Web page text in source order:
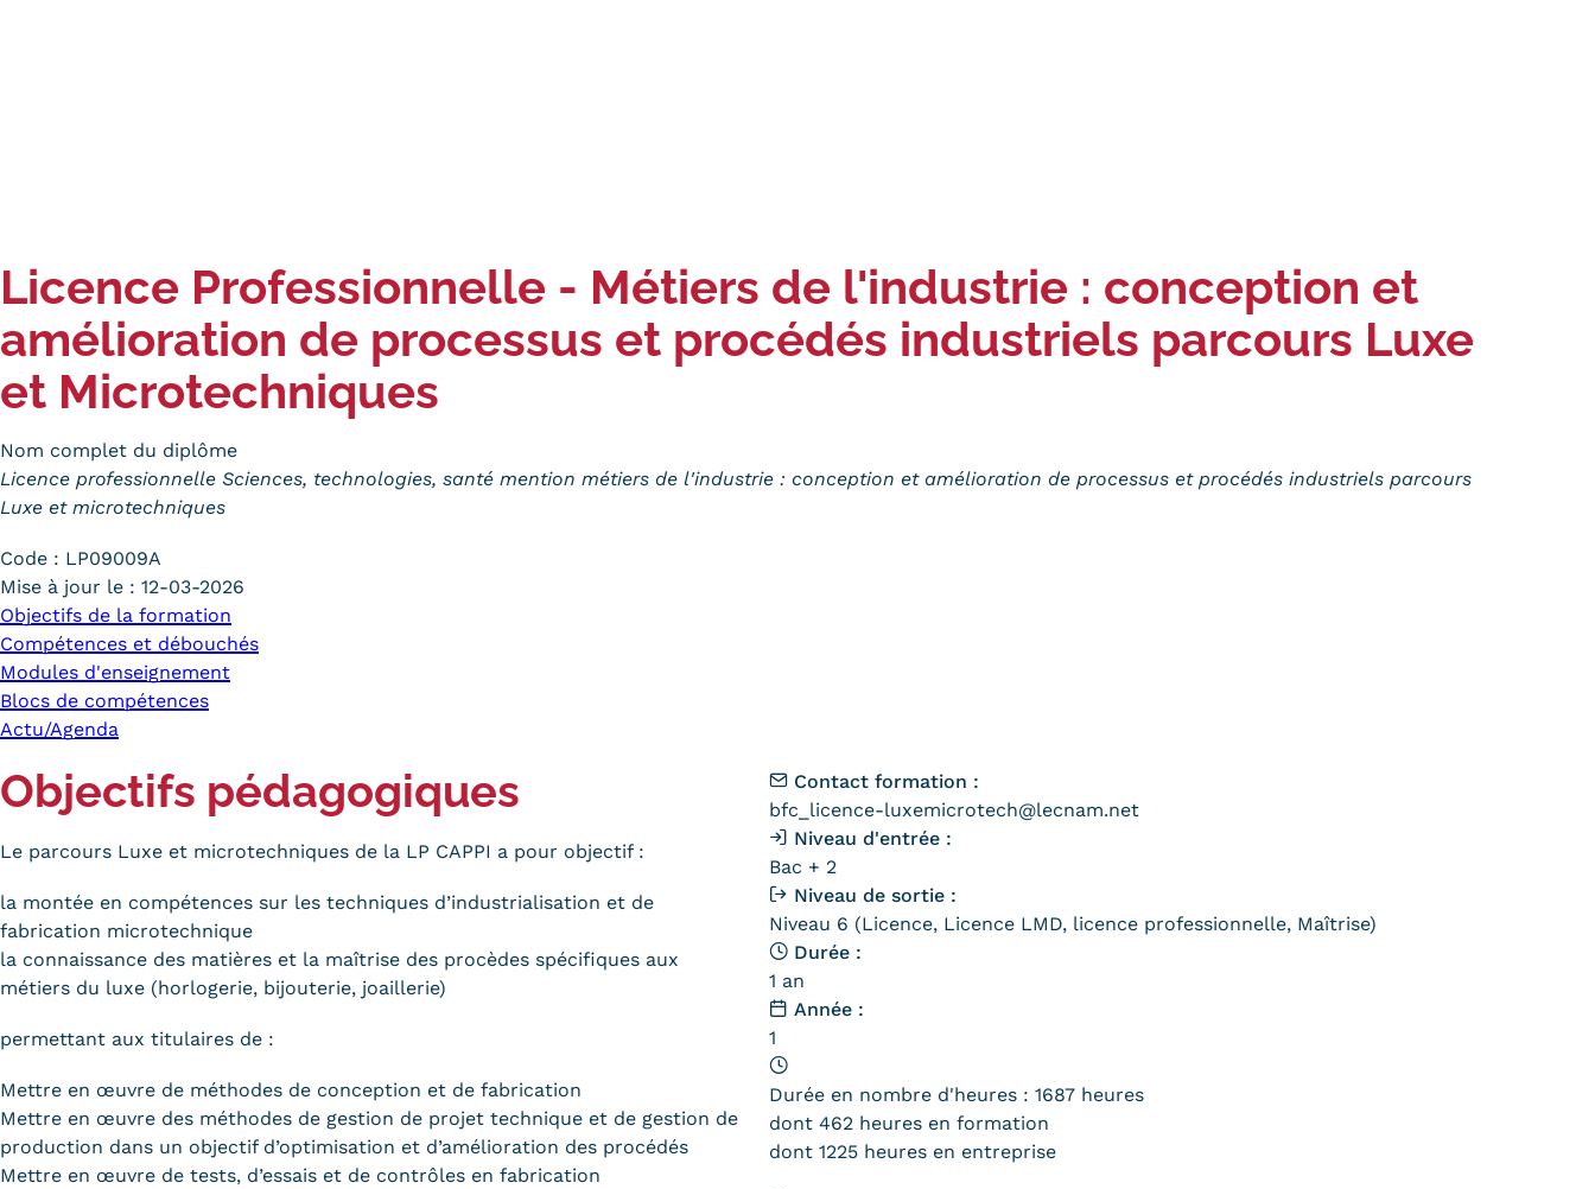
Licence Professionnelle - Métiers de l'industrie : conception et
amélioration de processus et procédés industriels parcours Luxe
et Microtechniques
Nom complet du diplôme
Licence professionnelle Sciences, technologies, santé mention métiers de l'industrie : conception et amélioration de processus et procédés industriels parcours
Luxe et microtechniques
Code : LP09009A
Mise à jour le : 12-03-2026
Objectifs de la formation
Compétences et débouchés
Modules d'enseignement
Blocs de compétences
Actu/Agenda
Objectifs pédagogiques
Le parcours Luxe et microtechniques de la LP CAPPI a pour objectif :
la montée en compétences sur les techniques d’industrialisation et de
fabrication microtechnique
la connaissance des matières et la maîtrise des procèdes spécifiques aux
métiers du luxe (horlogerie, bijouterie, joaillerie)
permettant aux titulaires de :
Mettre en œuvre de méthodes de conception et de fabrication
Mettre en œuvre des méthodes de gestion de projet technique et de gestion de
production dans un objectif d’optimisation et d’amélioration des procédés
Mettre en œuvre de tests, d’essais et de contrôles en fabrication
Contact formation :
bfc_licence-luxemicrotech@lecnam.net
Niveau d'entrée :
Bac + 2
Niveau de sortie :
Niveau 6 (Licence, Licence LMD, licence professionnelle, Maîtrise)
Durée :
1 an
Année :
1
Durée en nombre d'heures : 1687 heures
dont 462 heures en formation
dont 1225 heures en entreprise